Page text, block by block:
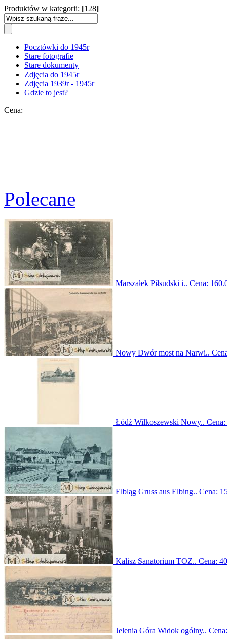
Produktów w kategorii: [128]
Pocztówki do 1945r
Stare fotografie
Stare dokumenty
Zdjęcia do 1945r
Zdjęcia 1939r - 1945r
Gdzie to jest?
Cena:
Polecane
Marszałek Piłsudski i.. Cena:
Nowy Dwór most na Narwi..
Łódź Wilkoszewski Nowy.. Cena:
Elbląg Gruss aus Elbing.. Cena:
Kalisz Sanatorium TOZ.. Cena:
Jelenia Góra Widok ogólny..